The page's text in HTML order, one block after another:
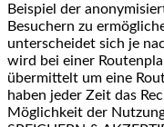
Beispiel der
Besuchern zu
unterscheidet sich je
wird bei einer
übermittelt um eine
haben jeder Zeit das
Möglichkeit der